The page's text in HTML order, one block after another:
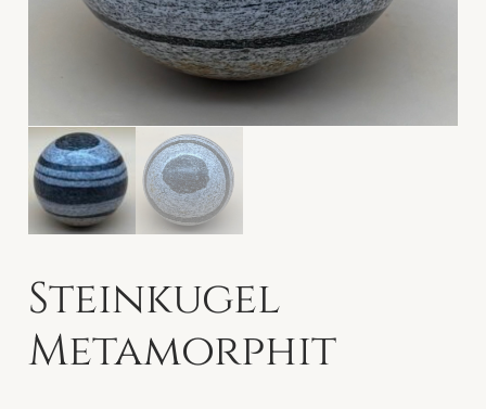
Steinkugel
Metamorphit